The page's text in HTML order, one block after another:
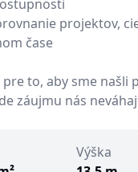
projektov,
čase
to, aby sme našli
záujmu nás
Výška